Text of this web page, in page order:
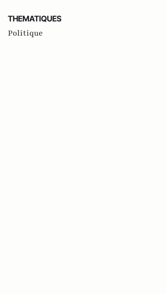
THEMATIQUES
Politique